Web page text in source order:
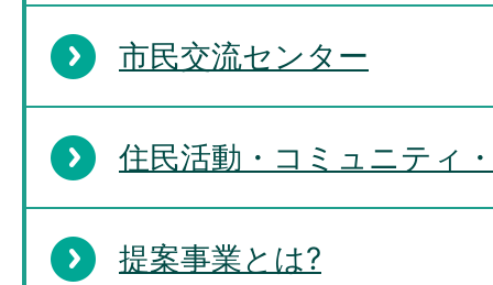
市民交流センター
住民活動・コミュニティ
提案事業とは?